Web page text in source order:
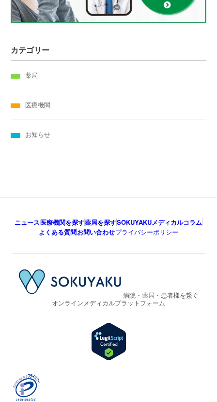
カテゴリー
薬局
医療機関
お知らせ
ニュース医療機関を探す薬局を探すSOKUYAKUメディカルコラム
よくある質問お問い合わせプライバシーポリシー
病院・薬局・患者様を繋ぐ
オンラインメディカルプラットフォーム